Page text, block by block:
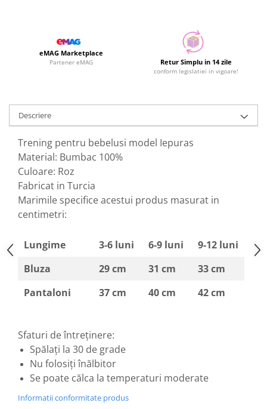
eMAG Marketplace
Partener eMAG Retur Simplu in 14 zile
conform legislatiei in vigoare!
Descriere
Trening pentru bebelusi model Iepuras
Material: Bumbac 100%
Culoare: Roz
Fabricat in Turcia
Marimile specifice acestui produs masurat in
centimetri:
Lungime 3-6 luni 6-9 luni
9-12 luni
Bluza
29 cm 31 cm
33 cm
Pantaloni
37 cm 40 cm 42 cm
Sfaturi de întreținere:
Spălați la 30 de grade
Nu folosiți înălbitor
Se poate călca la temperaturi moderate
Informatii conformitate produs